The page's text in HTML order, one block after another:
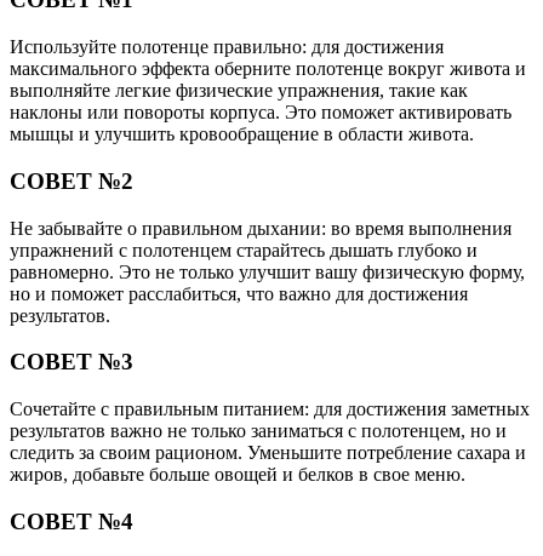
Используйте полотенце правильно: для достижения
максимального эффекта оберните полотенце вокруг живота и
выполняйте легкие физические упражнения, такие как
наклоны или повороты корпуса. Это поможет активировать
мышцы и улучшить кровообращение в области живота.
СОВЕТ №2
Не забывайте о правильном дыхании: во время выполнения
упражнений с полотенцем старайтесь дышать глубоко и
равномерно. Это не только улучшит вашу физическую форму,
но и поможет расслабиться, что важно для достижения
результатов.
СОВЕТ №3
Сочетайте с правильным питанием: для достижения заметных
результатов важно не только заниматься с полотенцем, но и
следить за своим рационом. Уменьшите потребление сахара и
жиров, добавьте больше овощей и белков в свое меню.
СОВЕТ №4